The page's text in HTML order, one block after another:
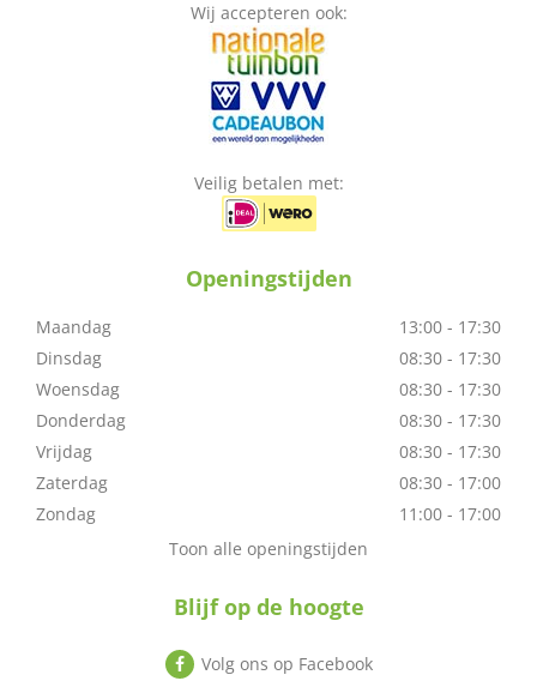
Wij accepteren ook:
Veilig betalen met:
Openingstijden
Maandag
13:00 - 17:30
Dinsdag
08:30 - 17:30
Woensdag
08:30 - 17:30
Donderdag
08:30 - 17:30
Vrijdag
08:30 - 17:30
Zaterdag
08:30 - 17:00
Zondag
11:00 - 17:00
Toon alle openingstijden
Blijf op de hoogte
Volg ons op Facebook